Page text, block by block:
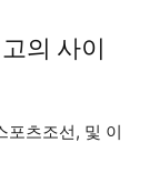
의 사이
포츠조선, 및 이